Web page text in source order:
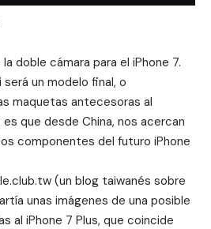
doble cámara para el iPhone 7.
un modelo final, o
maquetas antecesoras al
que desde China, nos acercan
componentes del futuro iPhone
(un blog taiwanés sobre
unas imágenes de una posible
al iPhone 7 Plus, que coincide